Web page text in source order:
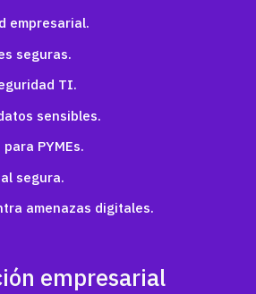
empresarial.
seguras.
TI.
sensibles.
PYMEs.
segura.
amenazas digitales.
empresarial